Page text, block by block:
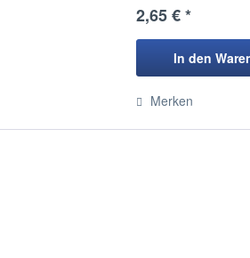
2,65 € *
In den
Merken